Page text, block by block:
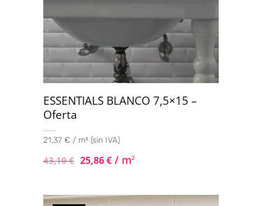
ESSENTIALS BLANCO 7,5×15 –
Oferta
21,37 € / m² (sin IVA)
43,10€ 25,86€ / m2